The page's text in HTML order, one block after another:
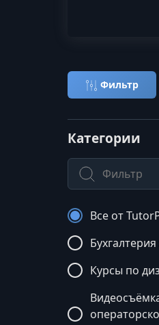
Фильтр
Категории
Поиск по
Все от
Бухгалтерия
Курсы по